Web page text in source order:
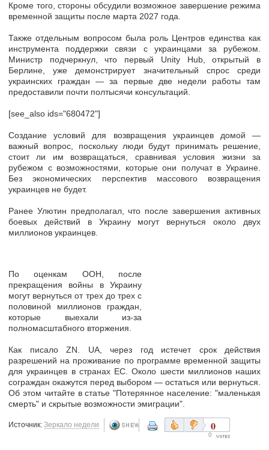
Кроме того, стороны обсудили возможное завершение режима
временной защиты после марта 2027 года.
Также отдельным вопросом была роль Центров единства как
инструмента поддержки связи с украинцами за рубежом.
Министр подчеркнул, что первый Unity Hub, открытый в
Берлине, уже демонстрирует значительный спрос среди
украинских граждан — за первые две недели работы там
предоставили почти полтысячи консультаций.
[see_also ids="680472"]
Создание условий для возвращения украинцев домой —
важный вопрос, поскольку люди будут принимать решение,
стоит ли им возвращаться, сравнивая условия жизни за
рубежом с возможностями, которые они получат в Украине.
Без экономических перспектив массового возвращения
украинцев не будет.
Ранее Улютин предполагал, что после завершения активных
боевых действий в Украину могут вернуться около двух
миллионов украинцев.
По оценкам ООН, после
прекращения войны в Украину
могут вернуться от трех до трех с
половиной миллионов граждан,
которые выехали из-за
полномасштабного вторжения.
Как писало ZN. UA, через год истечет срок действия
разрешений на проживание по программе временной защиты
для украинцев в странах ЕС. Около шести миллионов наших
сограждан окажутся перед выбором — остаться или вернуться.
Об этом читайте в статье "Потерянное население: "маленькая
смерть" и скрытые возможности эмиграции".
Источник: Зеркало недели 0
0